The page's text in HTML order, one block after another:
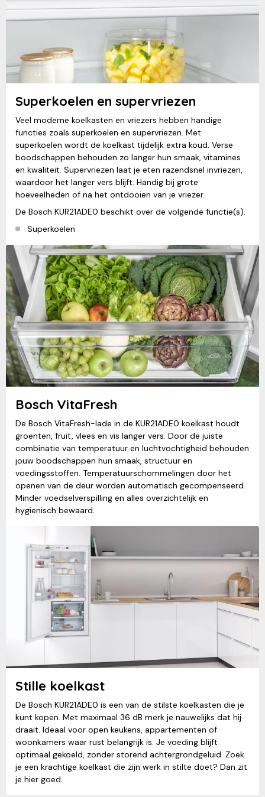
Superkoelen en supervriezen
Veel moderne koelkasten en vriezers hebben handige
functies zoals superkoelen en supervriezen. Met
superkoelen wordt de koelkast tijdelijk extra koud. Verse
boodschappen behouden zo langer hun smaak, vitamines
en kwaliteit. Supervriezen laat je eten razendsnel invriezen,
waardoor het langer vers blijft. Handig bij grote
hoeveelheden of na het ontdooien van je vriezer.
De Bosch KUR21ADE0 beschikt over de volgende functie(s).
Superkoelen
Bosch VitaFresh
De Bosch VitaFresh-lade in de KUR21ADE0 koelkast houdt
groenten, fruit, vlees en vis langer vers. Door de juiste
combinatie van temperatuur en luchtvochtigheid behouden
jouw boodschappen hun smaak, structuur en
voedingsstoffen. Temperatuurschommelingen door het
openen van de deur worden automatisch gecompenseerd.
Minder voedselverspilling en alles overzichtelijk en
hygienisch bewaard.
Stille koelkast
De Bosch KUR21ADE0 is een van de stilste koelkasten die je
kunt kopen. Met maximaal 36 dB merk je nauwelijks dat hij
draait. Ideaal voor open keukens, appartementen of
woonkamers waar rust belangrijk is. Je voeding blijft
optimaal gekoeld, zonder storend achtergrondgeluid. Zoek
je een krachtige koelkast die zijn werk in stilte doet? Dan zit
je hier goed.